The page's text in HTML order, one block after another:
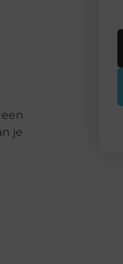
je